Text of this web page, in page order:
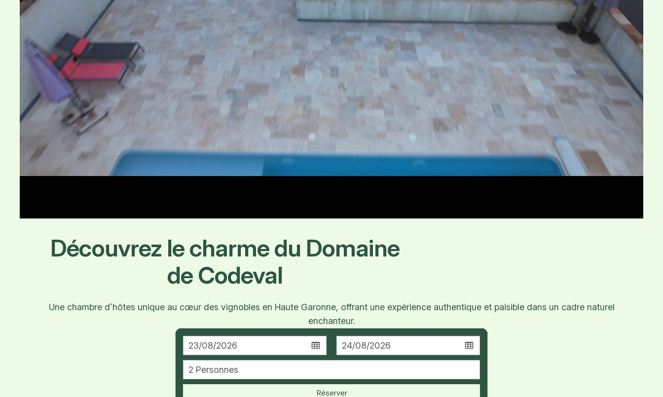
Découvrez le charme du Domaine
de Codeval
Une chambre d’hôtes unique au cœur des vignobles en Haute Garonne, offrant une expérience authentique et paisible dans un cadre naturel
enchanteur.
Réserver